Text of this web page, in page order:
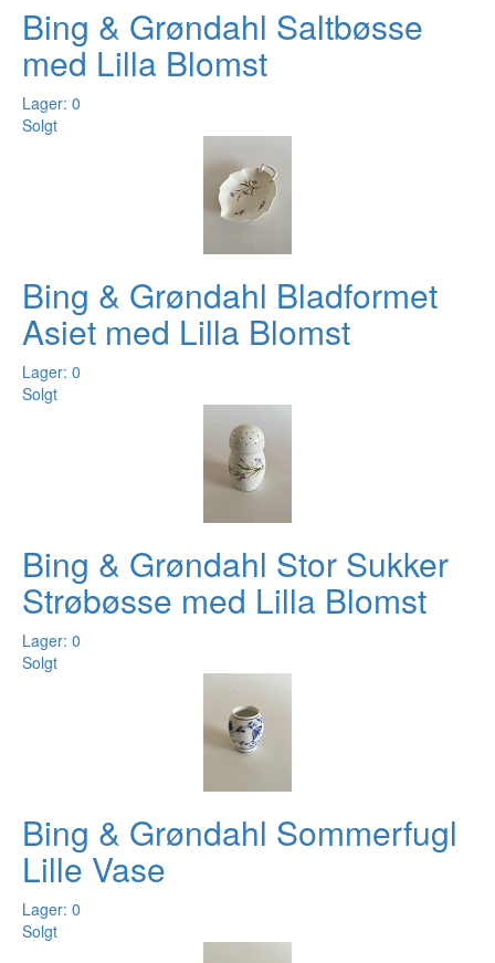
Bing & Grøndahl Saltbøsse
med Lilla Blomst
Lager: 0
Solgt
Bing & Grøndahl Bladformet
Asiet med Lilla Blomst
Lager: 0
Solgt
Bing & Grøndahl Stor Sukker
Strøbøsse med Lilla Blomst
Lager: 0
Solgt
Bing & Grøndahl Sommerfugl
Lille Vase
Lager: 0
Solgt